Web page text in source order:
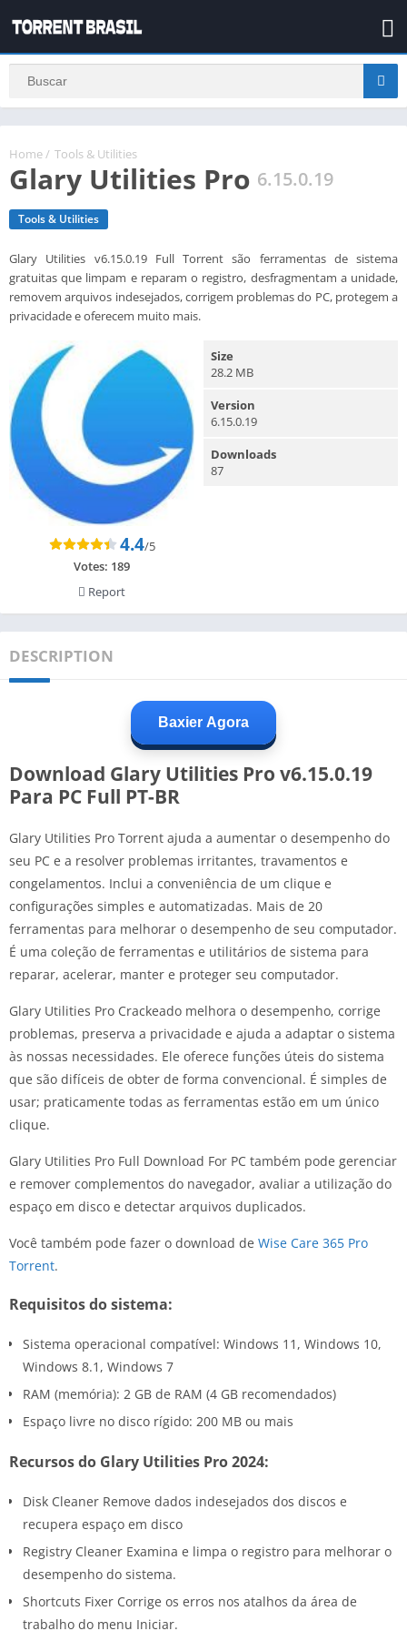
Home / Tools & Utilities
Glary Utilities Pro 6.15.0.19
Tools & Utilities
Glary Utilities v6.15.0.19 Full Torrent são ferramentas de sistema
gratuitas que limpam e reparam o registro, desfragmentam a unidade,
removem arquivos indesejados, corrigem problemas do PC, protegem a
privacidade e oferecem muito mais.
4.4/5
Votes: 189
Report
Size
28.2 MB
Version
6.15.0.19
Downloads
87
DESCRIPTION
Baxier Agora
Download Glary Utilities Pro v6.15.0.19
Para PC Full PT-BR
Glary Utilities Pro Torrent ajuda a aumentar o desempenho do
seu PC e a resolver problemas irritantes, travamentos e
congelamentos. Inclui a conveniência de um clique e
configurações simples e automatizadas. Mais de 20
ferramentas para melhorar o desempenho de seu computador.
É uma coleção de ferramentas e utilitários de sistema para
reparar, acelerar, manter e proteger seu computador.
Glary Utilities Pro Crackeado melhora o desempenho, corrige
problemas, preserva a privacidade e ajuda a adaptar o sistema
às nossas necessidades. Ele oferece funções úteis do sistema
que são difíceis de obter de forma convencional. É simples de
usar; praticamente todas as ferramentas estão em um único
clique.
Glary Utilities Pro Full Download For PC também pode gerenciar
e remover complementos do navegador, avaliar a utilização do
espaço em disco e detectar arquivos duplicados.
Você também pode fazer o download de Wise Care 365 Pro
Torrent.
Requisitos do sistema:
Sistema operacional compatível: Windows 11, Windows 10,
Windows 8.1, Windows 7
RAM (memória): 2 GB de RAM (4 GB recomendados)
Espaço livre no disco rígido: 200 MB ou mais
Recursos do Glary Utilities Pro 2024:
Disk Cleaner Remove dados indesejados dos discos e
recupera espaço em disco
Registry Cleaner Examina e limpa o registro para melhorar o
desempenho do sistema.
Shortcuts Fixer Corrige os erros nos atalhos da área de
trabalho do menu Iniciar.